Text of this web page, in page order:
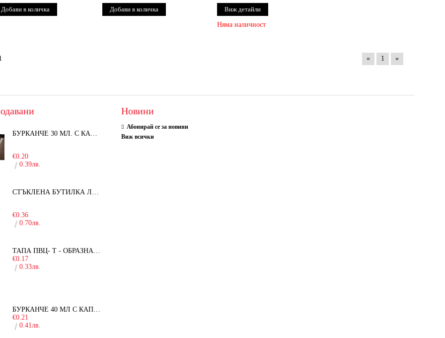
Виж детайли
Няма наличност
« 1 »
€0.20
0.39лв.
€0.36
0.70лв.
€0.17
0.33лв.
БУРКАНЧЕ 40 МЛ С КАПАЧКА
€0.21
0.41лв.
Новини
Абонирай се за новини
Виж всички